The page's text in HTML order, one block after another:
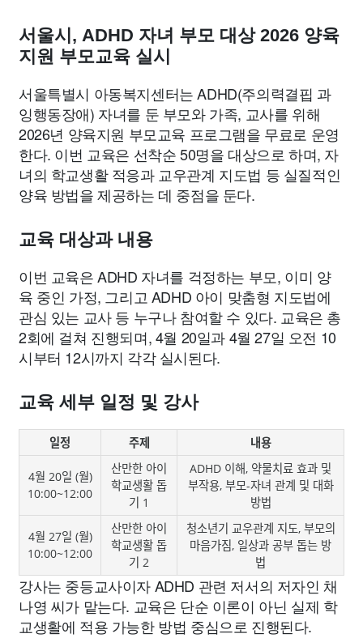
서울시, ADHD 자녀 부모 대상 2026 양육
지원 부모교육 실시
서울특별시 아동복지센터는 ADHD(주의력결핍 과
잉행동장애) 자녀를 둔 부모와 가족, 교사를 위해
2026년 양육지원 부모교육 프로그램을 무료로 운영
한다. 이번 교육은 선착순 50명을 대상으로 하며, 자
녀의 학교생활 적응과 교우관계 지도법 등 실질적인
양육 방법을 제공하는 데 중점을 둔다.
교육 대상과 내용
이번 교육은 ADHD 자녀를 걱정하는 부모, 이미 양
육 중인 가정, 그리고 ADHD 아이 맞춤형 지도법에
관심 있는 교사 등 누구나 참여할 수 있다. 교육은 총
2회에 걸쳐 진행되며, 4월 20일과 4월 27일 오전 10
시부터 12시까지 각각 실시된다.
교육 세부 일정 및 강사
일정 주제 내용
4월 20일 (월)
10:00~12:00
산만한 아이
학교생활 돕
기 1
ADHD 이해, 약물치료 효과 및
부작용, 부모-자녀 관계 및 대화
방법
4월 27일 (월)
10:00~12:00
산만한 아이
학교생활 돕
기 2
청소년기 교우관계 지도, 부모의
마음가짐, 일상과 공부 돕는 방
법
강사는 중등교사이자 ADHD 관련 저서의 저자인 채
나영 씨가 맡는다. 교육은 단순 이론이 아닌 실제 학
교생활에 적용 가능한 방법 중심으로 진행된다.